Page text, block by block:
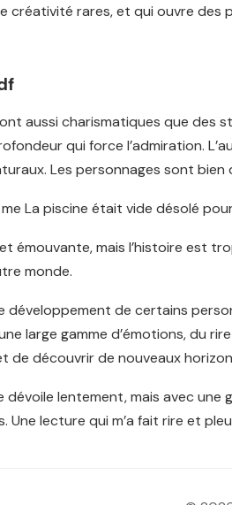
créativité rares, et qui ouvre des
aussi charismatiques que des
qui force l’admiration.
Les personnages sont
me La piscine était vide désolé
émouvante, mais l’histoire est
monde.
développement de certains
large gamme d’émotions, du
de découvrir de nouveaux
dévoile lentement, mais avec
lecture qui m’a fait rire et